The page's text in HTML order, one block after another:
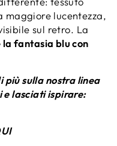
maggiore lucentezza,
sul retro. La
fantasia blu con
più sulla nostra linea
lasciati ispirare: